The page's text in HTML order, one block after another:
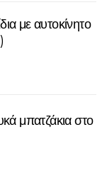
με αυτοκίνητο
μπατζάκια στο